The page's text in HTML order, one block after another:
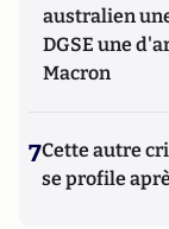
australien
DGSE une
Macron
7Cette autre
se profile